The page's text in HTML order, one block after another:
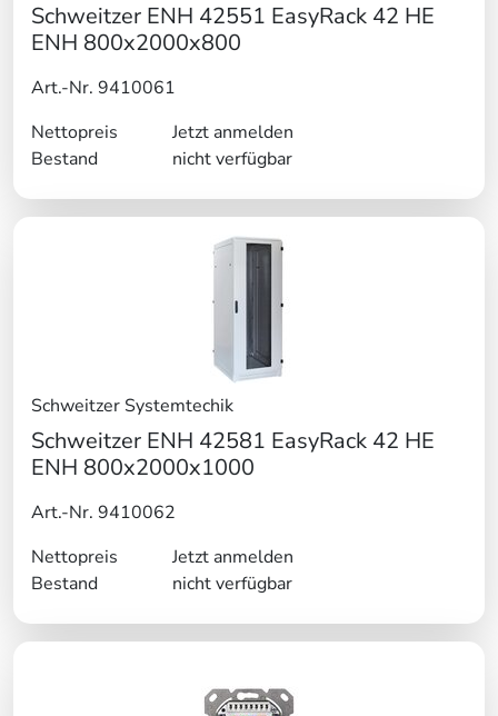
Schweitzer ENH 42551 EasyRack 42 HE
ENH 800x2000x800
Art.-Nr. 9410061
Nettopreis
Jetzt anmelden
Bestand
nicht verfügbar
Schweitzer Systemtechik
Schweitzer ENH 42581 EasyRack 42 HE
ENH 800x2000x1000
Art.-Nr. 9410062
Nettopreis
Jetzt anmelden
Bestand
nicht verfügbar